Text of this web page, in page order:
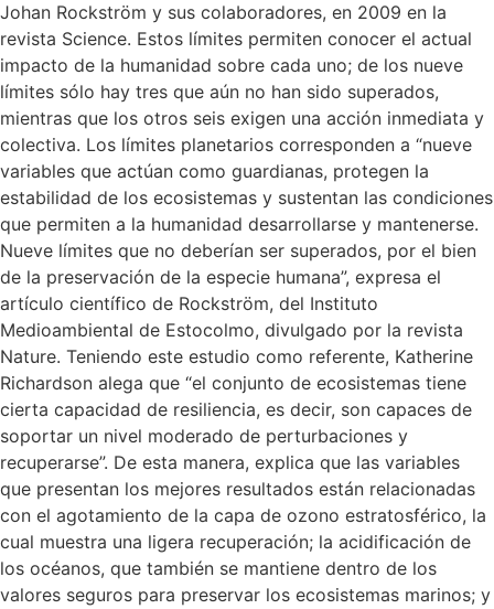
Johan Rockström y sus colaboradores, en 2009 en la
revista Science. Estos límites permiten conocer el actual
impacto de la humanidad sobre cada uno; de los nueve
límites sólo hay tres que aún no han sido superados,
mientras que los otros seis exigen una acción inmediata y
colectiva. Los límites planetarios corresponden a “nueve
variables que actúan como guardianas, protegen la
estabilidad de los ecosistemas y sustentan las condiciones
que permiten a la humanidad desarrollarse y mantenerse.
Nueve límites que no deberían ser superados, por el bien
de la preservación de la especie humana”, expresa el
artículo científico de Rockström, del Instituto
Medioambiental de Estocolmo, divulgado por la revista
Nature. Teniendo este estudio como referente, Katherine
Richardson alega que “el conjunto de ecosistemas tiene
cierta capacidad de resiliencia, es decir, son capaces de
soportar un nivel moderado de perturbaciones y
recuperarse”. De esta manera, explica que las variables
que presentan los mejores resultados están relacionadas
con el agotamiento de la capa de ozono estratosférico, la
cual muestra una ligera recuperación; la acidificación de
los océanos, que también se mantiene dentro de los
valores seguros para preservar los ecosistemas marinos; y